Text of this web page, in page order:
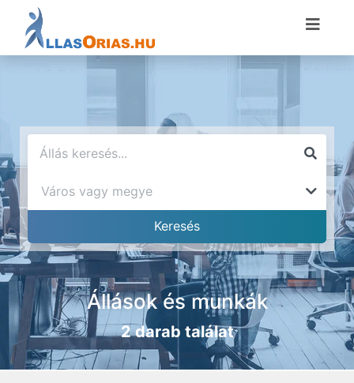
Állások és munkák
2 darab találat